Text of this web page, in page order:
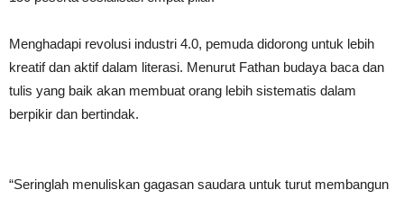
Menghadapi revolusi industri 4.0, pemuda didorong untuk lebih
kreatif dan aktif dalam literasi. Menurut Fathan budaya baca dan
tulis yang baik akan membuat orang lebih sistematis dalam
berpikir dan bertindak.
“Seringlah menuliskan gagasan saudara untuk turut membangun